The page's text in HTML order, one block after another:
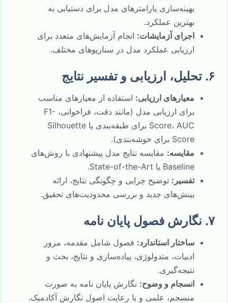
بهینه‌سازی پارامترهای مدل برای دستیابی به
بهترین عملکرد.
اجرای آزمایشات: انجام آزمایش‌های متعدد برای
ارزیابی عملکرد مدل در سناریوهای مختلف.
۶. تحلیل، ارزیابی و تفسیر نتایج
معیارهای ارزیابی: استفاده از معیارهای مناسب
برای ارزیابی مدل (مانند دقت، فراخوانی، F1-
Score، AUC برای طبقه‌بندی یا Silhouette
Score برای خوشه‌بندی).
مقایسه: مقایسه نتایج مدل پیشنهادی با روش‌های
Baseline یا State-of-the-Art.
تفسیر: توضیح چرایی و چگونگی نتایج، ارائه
بینش‌های جدید و بررسی محدودیت‌های تحقیق.
۷. نگارش فصول پایان نامه
ساختار استاندارد: فصول شامل مقدمه، مرور
ادبیات، متدولوژی، پیاده‌سازی و نتایج، بحث و
نتیجه‌گیری.
انسجام و وضوح: نگارش پایان نامه به صورت
منسجم، علمی و با رعایت اصول نگارش آکادمیک.